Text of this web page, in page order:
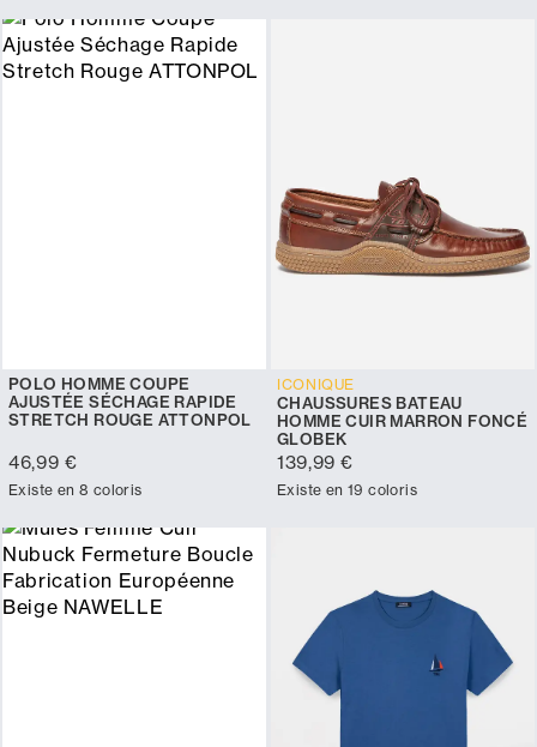
POLO HOMME COUPE
AJUSTÉE SÉCHAGE RAPIDE
STRETCH ROUGE ATTONPOL
46,99 €
Existe en 8 coloris
ICONIQUE
CHAUSSURES BATEAU
HOMME CUIR MARRON FONCÉ
GLOBEK
139,99 €
Existe en 19 coloris